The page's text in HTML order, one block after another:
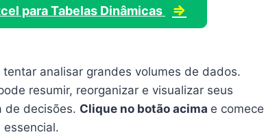
para Tabelas Dinâmicas ⇒
analisar grandes volumes de dados.
resumir, reorganizar e visualizar seus
de decisões. Clique no botão acima e comece